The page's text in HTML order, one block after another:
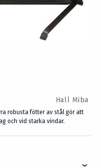
Hall Miba
robusta fötter av stål gör att
och vid starka vindar.